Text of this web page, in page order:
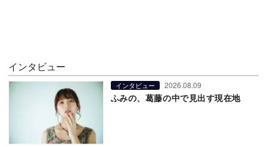
インタビュー
インタビュー 2026.08.09
ふみの、葛藤の中で見出す現在地